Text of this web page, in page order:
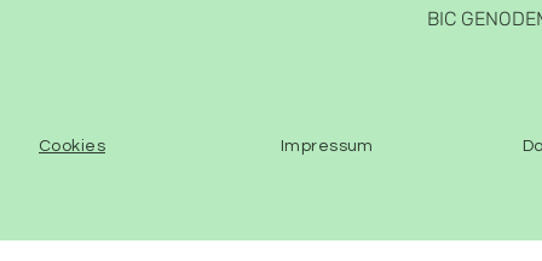
BIC
Cookies Impressum